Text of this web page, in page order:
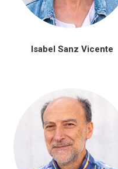
Isabel Sanz Vicente